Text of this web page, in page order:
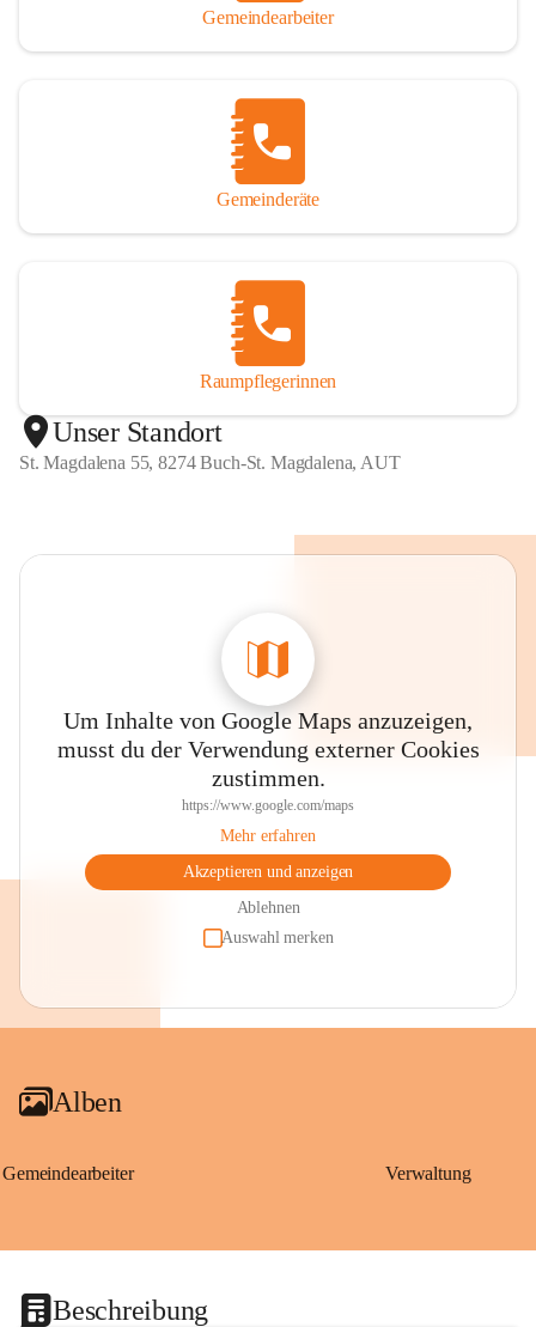
Gemeindearbeiter
Gemeinderäte
Raumpflegerinnen
Unser Standort
St. Magdalena 55, 8274 Buch-St. Magdalena, AUT
Um Inhalte von Google Maps anzuzeigen,
musst du der Verwendung externer Cookies
zustimmen.
https://www.google.com/maps
Mehr erfahren
Akzeptieren und anzeigen
Ablehnen
Auswahl merken
Alben
Gemeindearbeiter Verwaltung
Beschreibung